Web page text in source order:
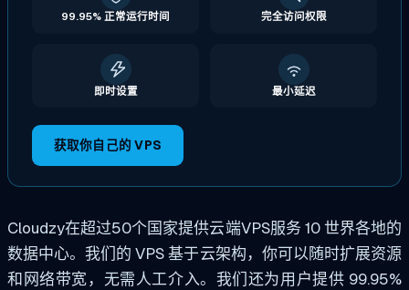
99.95% 正常运行时间 完全访问权限
即时设置 最小延迟
获取你自己的 VPS
Cloudzy在超过50个国家提供云端VPS服务 10世界各地的
数据中心。我们的 VPS 基于云架构，你可以随时扩展资源
和网络带宽，无需人工介入。我们还为用户提供 99.95%